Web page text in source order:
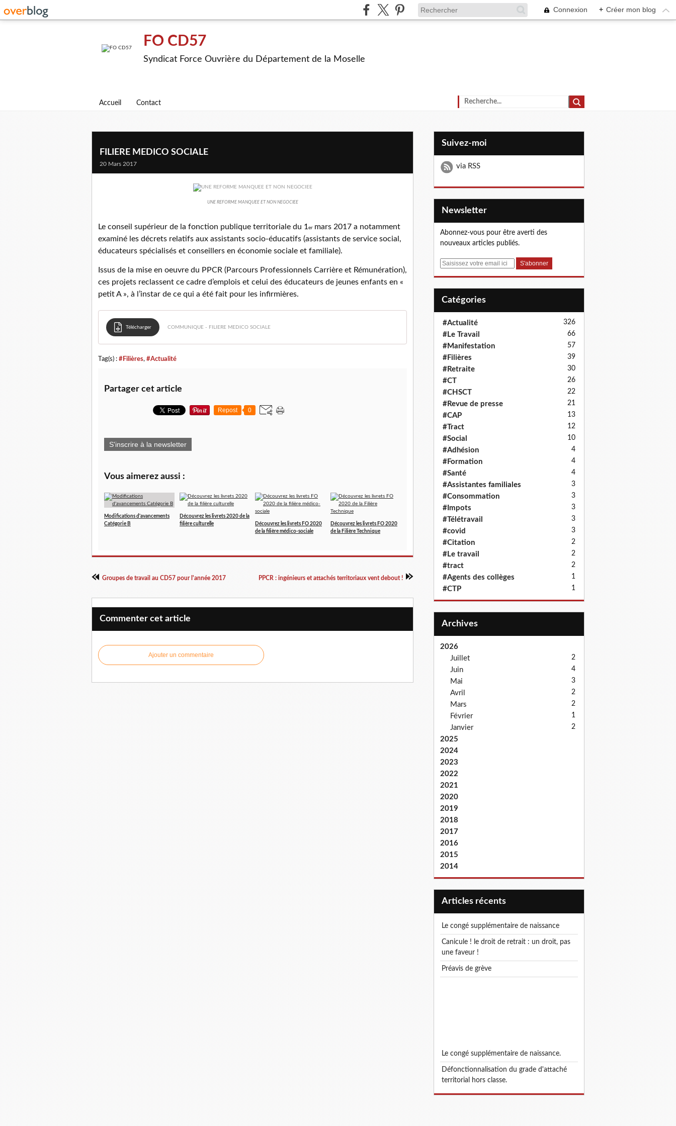
Connexion + Créer mon blog
FO CD57
Syndicat Force Ouvrière du Département de la Moselle
Accueil Contact
FILIERE MEDICO SOCIALE
20 Mars 2017
UNE REFORME MANQUEE ET NON NEGOCIEE
Le conseil supérieur de la fonction publique territoriale du 1 er mars 2017 a notamment
examiné les décrets relatifs aux assistants socio-éducatifs (assistants de service social,
éducateurs spécialisés et conseillers en économie sociale et familiale).
Issus de la mise en oeuvre du PPCR (Parcours Professionnels Carrière et Rémunération),
ces projets reclassent ce cadre d’emplois et celui des éducateurs de jeunes enfants en «
petit A », à l’instar de ce qui a été fait pour les infirmières.
Télécharger COMMUNIQUE - FILIERE MEDICO SOCIALE
Tag(s) : #Filières, #Actualité
Partager cet article
Repost 0
S'inscrire à la newsletter
Vous aimerez aussi :
Modifications d'avancements
Catégorie B
Découvrez les livrets 2020 de la
filière culturelle
Découvrez les livrets FO 2020
de la filière médico-sociale
Découvrez les livrets FO 2020
de la Filière Technique
Groupes de travail au CD57 pour l'année 2017 PPCR : ingénieurs et attachés territoriaux vent debout !
Commenter cet article
Ajouter un commentaire
Suivez-moi
via RSS
Newsletter
Abonnez-vous pour être averti des
nouveaux articles publiés.
E
Catégories
#Actualité 326
#Le Travail 66
#Manifestation 57
#Filières 39
#Retraite 30
#CT 26
#CHSCT 22
#Revue de presse 21
#CAP 13
#Tract 12
#Social 10
#Adhésion 4
#Formation 4
#Santé 4
#Assistantes familiales 3
#Consommation 3
#Impots 3
#Télétravail 3
#covid 3
#Citation 2
#Le travail 2
#tract 2
#Agents des collèges 1
#CTP 1
Archives
2026
Juillet
2
Juin 4
Mai 3
Avril 2
Mars 2
Février 1
Janvier 2
2025
2024
2023
2022
2021
2020
2019
2018
2017
2016
2015
2014
articles récents
le congé supplémentaire de naissance
canicule ! le droit de retrait : un droit, pas
une faveur !
préavis de grève
le congé supplémentaire de naissance.
défonctionnalisation du grade d'attaché
territorial hors classe.